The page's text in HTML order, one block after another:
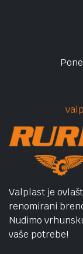
Valplast je
renomirani
Nudimo
vaše potrebe!